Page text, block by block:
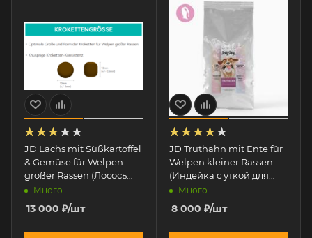
JD Lachs mit Süßkartoffel
& Gemüse für Welpen
großer Rassen (Лосось
ЩЕНКОВ КРУПНЫХ
пород) 12 кг
Много
13 000 ₽/шт
JD Truthahn mit Ente für
Welpen kleiner Rassen
(Индейка с уткой для
ЩЕНКОВ МЕЛКИХ
пород) 6 кг
Много
8 000 ₽/шт